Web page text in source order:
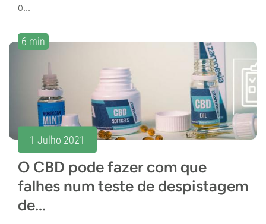
o...
6 min
1 Julho 2021
O CBD pode fazer com que
falhes num teste de despistagem
de...